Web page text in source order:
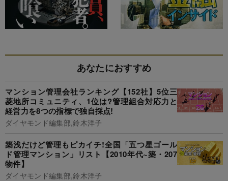
あなたにおすすめ
マンション管理会社ランキング【152社】5位三
菱地所コミュニティ、1位は?管理組合対応力と
経営力を8つの指標で独自採点!
ダイヤモンド編集部,鈴木洋子
築浅だけど管理もピカイチ!全国「五つ星ゴール
ド管理マンション」リスト【2010年代~築・207
物件】
ダイヤモンド編集部,鈴木洋子